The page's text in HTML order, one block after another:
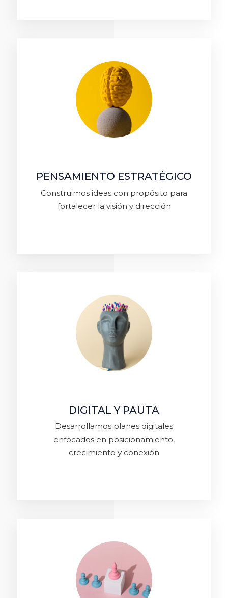
PENSAMIENTO ESTRATÉGICO
Construimos ideas con propósito para
fortalecer la visión y dirección
DIGITAL Y PAUTA
Desarrollamos planes digitales
enfocados en posicionamiento,
crecimiento y conexión